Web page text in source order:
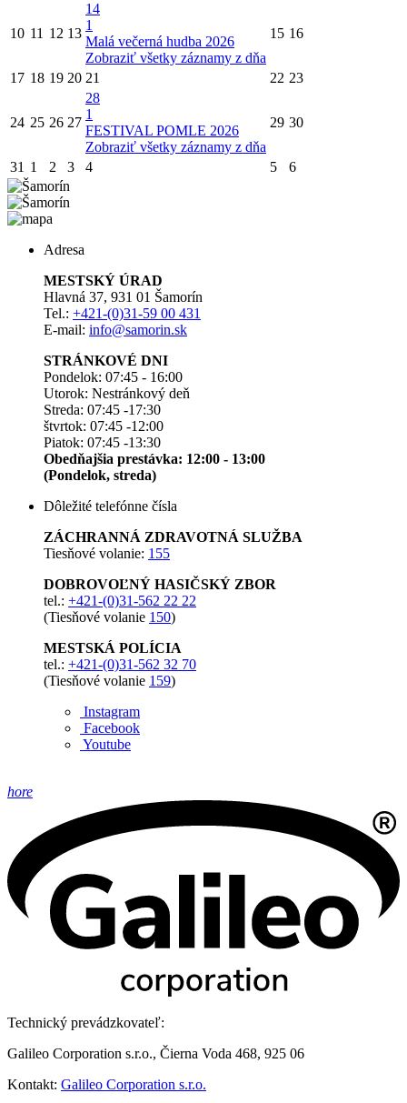
10 11 12 13
14
1
Malá večerná hudba 2026
Zobraziť všetky záznamy z dňa
15 16
17 18 19 20 21 22 23
24 25 26 27
28
1
FESTIVAL POMLE 2026
Zobraziť všetky záznamy z dňa
29 30
31 1 2 3 4 5 6
Adresa
MESTSKÝ ÚRAD
Hlavná 37, 931 01 Šamorín
Tel.: +421-(0)31-59 00 431
E-mail: info@samorin.sk
STRÁNKOVÉ DNI
Pondelok: 07:45 - 16:00
Utorok: Nestránkový deň
Streda: 07:45 -17:30
štvrtok: 07:45 -12:00
Piatok: 07:45 -13:30
Obedňajšia prestávka: 12:00 - 13:00
(Pondelok, streda)
Dôležité telefónne čísla
ZÁCHRANNÁ ZDRAVOTNÁ SLUŽBA
Tiesňové volanie: 155
DOBROVOĽNÝ HASIČSKÝ ZBOR
tel.: +421-(0)31-562 22 22
(Tiesňové volanie 150)
MESTSKÁ POLÍCIA
tel.: +421-(0)31-562 32 70
(Tiesňové volanie 159)
Instagram
Facebook
Youtube
hore
Technický prevádzkovateľ:
Galileo Corporation s.r.o., Čierna Voda 468, 925 06
Kontakt: Galileo Corporation s.r.o.